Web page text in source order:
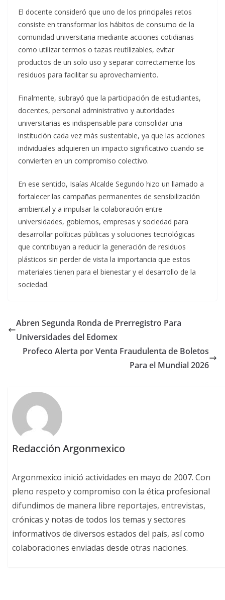
El docente consideró que uno de los principales retos
consiste en transformar los hábitos de consumo de la
comunidad universitaria mediante acciones cotidianas
como utilizar termos o tazas reutilizables, evitar
productos de un solo uso y separar correctamente los
residuos para facilitar su aprovechamiento.
Finalmente, subrayó que la participación de estudiantes,
docentes, personal administrativo y autoridades
universitarias es indispensable para consolidar una
institución cada vez más sustentable, ya que las acciones
individuales adquieren un impacto significativo cuando se
convierten en un compromiso colectivo.
En ese sentido, Isaías Alcalde Segundo hizo un llamado a
fortalecer las campañas permanentes de sensibilización
ambiental y a impulsar la colaboración entre
universidades, gobiernos, empresas y sociedad para
desarrollar políticas públicas y soluciones tecnológicas
que contribuyan a reducir la generación de residuos
plásticos sin perder de vista la importancia que estos
materiales tienen para el bienestar y el desarrollo de la
sociedad.
Abren Segunda Ronda de Prerregistro Para
Universidades del Edomex
Profeco Alerta por Venta Fraudulenta de Boletos
Para el Mundial 2026
Redacción Argonmexico
Argonmexico inició actividades en mayo de 2007. Con
pleno respeto y compromiso con la ética profesional
difundimos de manera libre reportajes, entrevistas,
crónicas y notas de todos los temas y sectores
informativos de diversos estados del país, así como
colaboraciones enviadas desde otras naciones.